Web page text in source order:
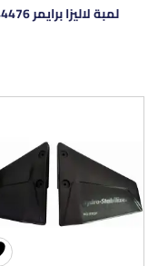
لمبة لاليزا برايمر 44476